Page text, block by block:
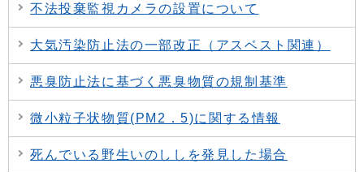
不法投棄監視カメラの設置について
大気汚染防止法の一部改正（アスベスト関連）
悪臭防止法に基づく悪臭物質の規制基準
微小粒子状物質(PM2．5)に関する情報
死んでいる野生いのししを発見した場合